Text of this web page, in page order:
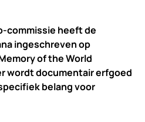
commissie heeft de
ingeschreven op
of the World
wordt documentair erfgoed
belang voor